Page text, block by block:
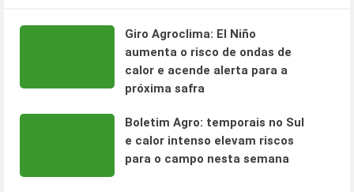
Giro Agroclima: El Niño
aumenta o risco de ondas de
calor e acende alerta para a
próxima safra
Boletim Agro: temporais no Sul
e calor intenso elevam riscos
para o campo nesta semana